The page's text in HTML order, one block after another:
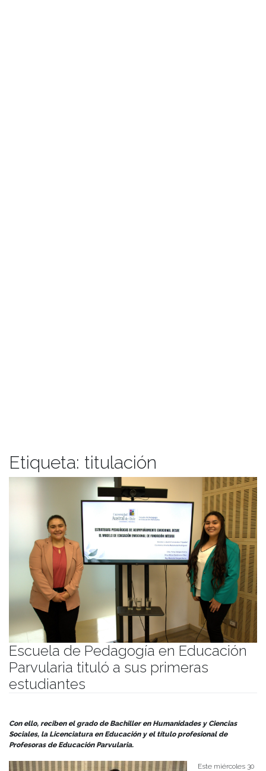
Etiqueta: titulación
Escuela de Pedagogía en Educación
Parvularia tituló a sus primeras
estudiantes
Con ello, reciben el grado de Bachiller en Humanidades y Ciencias
Sociales, la Licenciatura en Educación y el título profesional de
Profesoras de Educación Parvularia.
Este miércoles 30